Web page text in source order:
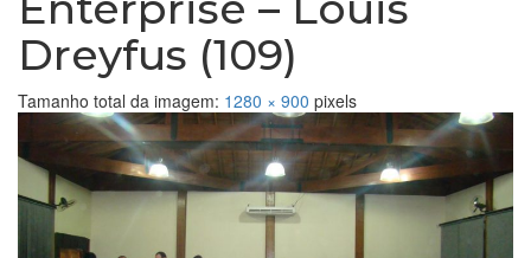
Dreyfus (109)
Tamanho total da imagem: 1280 × 900 pixels